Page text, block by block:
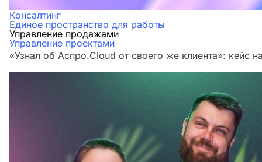
Консалтинг
Единое пространство для работы
Управление продажами
Управление проектами
«Узнал об Аспро.Cloud от своего же клиента»: кейс